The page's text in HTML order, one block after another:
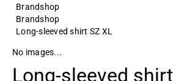
Brandshop
Brandshop
Long-sleeved shirt SZ XL
No images...
Long-sleeved shirt